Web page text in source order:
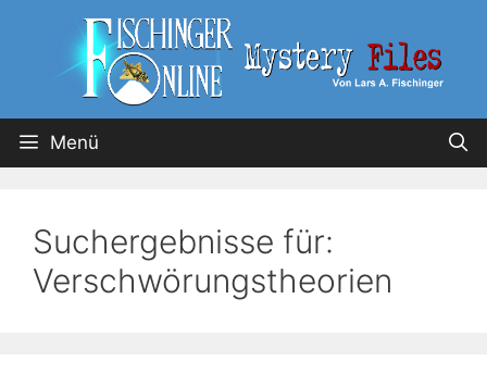
Menü
Suchergebnisse für:
Verschwörungstheorien